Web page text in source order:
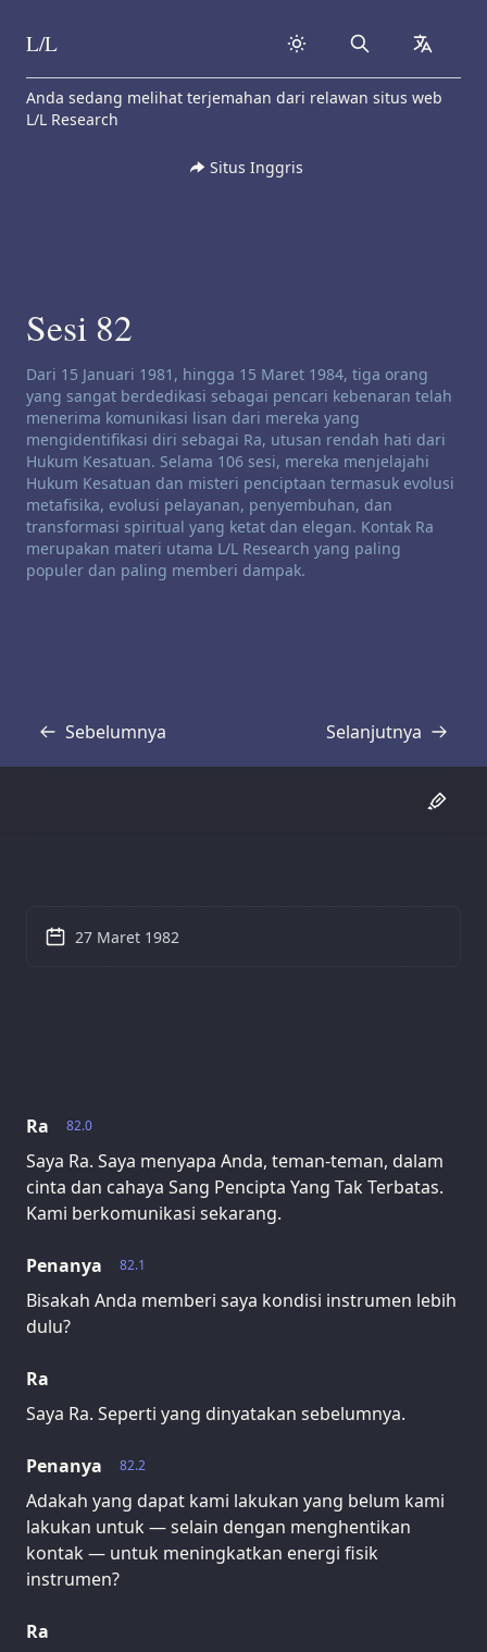
Skip to content
L/L Search
Anda sedang melihat terjemahan dari relawan situs web
L/L Research
Situs Inggris
Sesi 82
Penafian saluran:
Dari 15 Januari 1981, hingga 15 Maret 1984, tiga orang
yang sangat berdedikasi sebagai pencari kebenaran telah
menerima komunikasi lisan dari mereka yang
mengidentifikasi diri sebagai Ra, utusan rendah hati dari
Hukum Kesatuan. Selama 106 sesi, mereka menjelajahi
Hukum Kesatuan dan misteri penciptaan termasuk evolusi
metafisika, evolusi pelayanan, penyembuhan, dan
transformasi spiritual yang ketat dan elegan. Kontak Ra
merupakan materi utama L/L Research yang paling
populer dan paling memberi dampak.
Sebelumnya
Transkrip Selanjutnya
Transkrip
82.0
Ra
Saya Ra. Saya menyapa Anda, teman-teman, dalam
cinta dan cahaya Sang Pencipta Yang Tak Terbatas.
Kami berkomunikasi sekarang.
82.1
Penanya
Bisakah Anda memberi saya kondisi instrumen lebih
dulu?
Ra
Saya Ra. Seperti yang dinyatakan sebelumnya.
82.2
Penanya
Adakah yang dapat kami lakukan yang belum kami
lakukan untuk — selain dengan menghentikan
kontak — untuk meningkatkan energi fisik
instrumen?
Ra
27 Maret 1982